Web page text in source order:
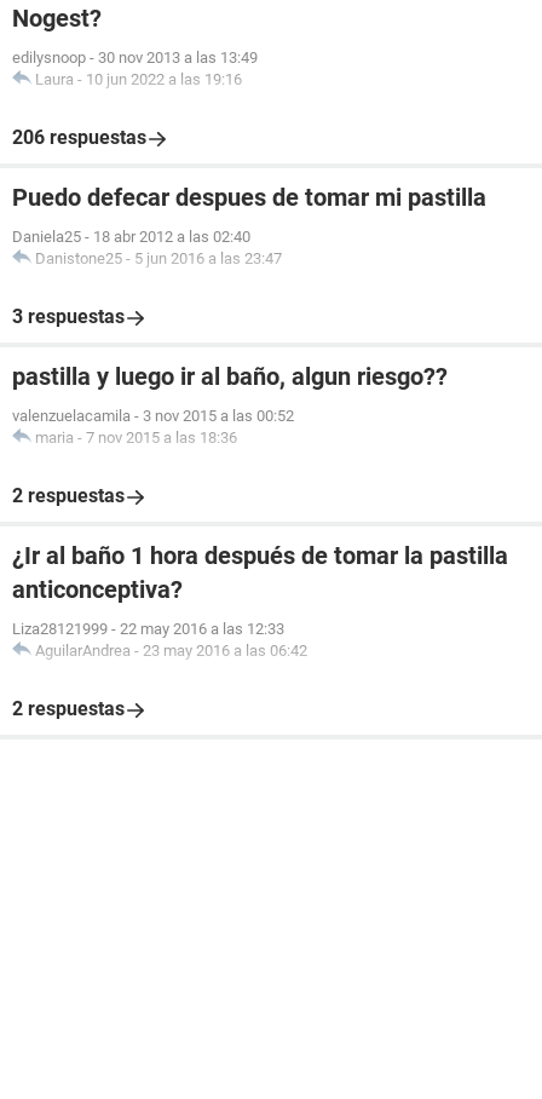
Nogest?
edilysnoop - 30 nov 2013 a las 13:49
Laura - 10 jun 2022 a las 19:16
206 respuestas
Puedo defecar despues de tomar mi pastilla
Daniela25 - 18 abr 2012 a las 02:40
Danistone25 - 5 jun 2016 a las 23:47
3 respuestas
pastilla y luego ir al baño, algun riesgo??
valenzuelacamila - 3 nov 2015 a las 00:52
maria - 7 nov 2015 a las 18:36
2 respuestas
¿Ir al baño 1 hora después de tomar la pastilla
anticonceptiva?
Liza28121999 - 22 may 2016 a las 12:33
AguilarAndrea - 23 may 2016 a las 06:42
2 respuestas